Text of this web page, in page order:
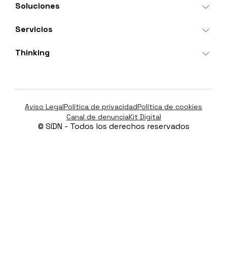
Soluciones
Banzai
Cora
Ver todas las soluciones
Servicios
Medios digitales
Google Cloud Platform
Ver todos los servicios
Thinking
Career
Contacto
Aviso LegalPolítica de privacidadPolítica de cookies
Canal de denunciaKit Digital
© SIDN - Todos los derechos reservados